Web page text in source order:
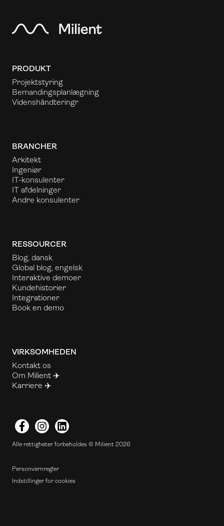
PRODUKT
Projektstyring
Bemandingsplanlægning
Videnshåndteringr
BRANCHER
Arkitekt
Ingeniør
IT-konsulenter
IT afdelninger
Andre konsulenter
RESSOURCER
Blog, dansk
Global blog, engelsk
Interaktive demoer
Kundehistorier
Integrationer
Book en demo
VIRKSOMHEDEN
Kontakt os
Om Milient ✈️
Karriere ✈️
FacebookInstagramLinkedIn
Alle rettigheter forbeholdes © Milient 2026
Personvernregler
Indstillinger for cookies